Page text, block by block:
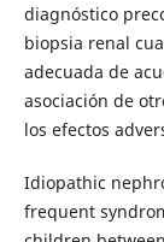
diagnóstico
biopsia renal
adecuada de
asociación de
los efectos
Idiopathic
frequent